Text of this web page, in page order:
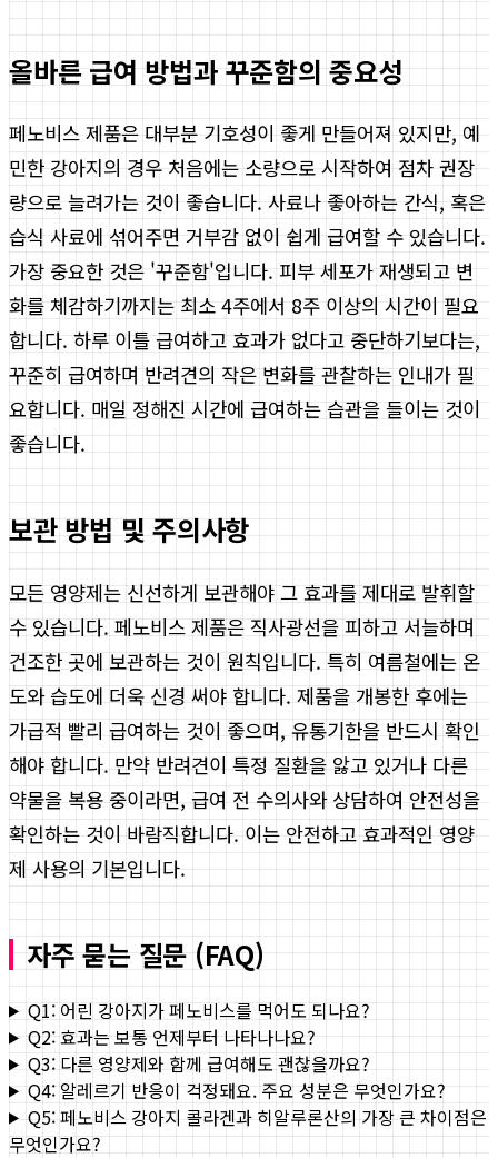
올바른 급여 방법과 꾸준함의 중요성
페노비스 제품은 대부분 기호성이 좋게 만들어져 있지만, 예
민한 강아지의 경우 처음에는 소량으로 시작하여 점차 권장
량으로 늘려가는 것이 좋습니다. 사료나 좋아하는 간식, 혹은
습식 사료에 섞어주면 거부감 없이 쉽게 급여할 수 있습니다.
가장 중요한 것은 '꾸준함'입니다. 피부 세포가 재생되고 변
화를 체감하기까지는 최소 4주에서 8주 이상의 시간이 필요
합니다. 하루 이틀 급여하고 효과가 없다고 중단하기보다는,
꾸준히 급여하며 반려견의 작은 변화를 관찰하는 인내가 필
요합니다. 매일 정해진 시간에 급여하는 습관을 들이는 것이
좋습니다.
보관 방법 및 주의사항
모든 영양제는 신선하게 보관해야 그 효과를 제대로 발휘할
수 있습니다. 페노비스 제품은 직사광선을 피하고 서늘하며
건조한 곳에 보관하는 것이 원칙입니다. 특히 여름철에는 온
도와 습도에 더욱 신경 써야 합니다. 제품을 개봉한 후에는
가급적 빨리 급여하는 것이 좋으며, 유통기한을 반드시 확인
해야 합니다. 만약 반려견이 특정 질환을 앓고 있거나 다른
약물을 복용 중이라면, 급여 전 수의사와 상담하여 안전성을
확인하는 것이 바람직합니다. 이는 안전하고 효과적인 영양
제 사용의 기본입니다.
자주 묻는 질문 (FAQ)
Q1: 어린 강아지가 페노비스를 먹어도 되나요?
Q2: 효과는 보통 언제부터 나타나나요?
Q3: 다른 영양제와 함께 급여해도 괜찮을까요?
Q4: 알레르기 반응이 걱정돼요. 주요 성분은 무엇인가요?
Q5: 페노비스 강아지 콜라겐과 히알루론산의 가장 큰 차이점은
무엇인가요?